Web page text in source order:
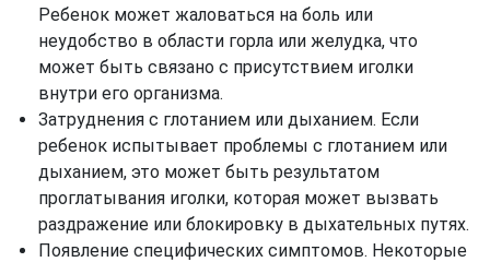
Ребенок может жаловаться на боль или
неудобство в области горла или желудка, что
может быть связано с присутствием иголки
внутри его организма.
Затруднения с глотанием или дыханием. Если
ребенок испытывает проблемы с глотанием или
дыханием, это может быть результатом
проглатывания иголки, которая может вызвать
раздражение или блокировку в дыхательных путях.
Появление специфических симптомов. Некоторые